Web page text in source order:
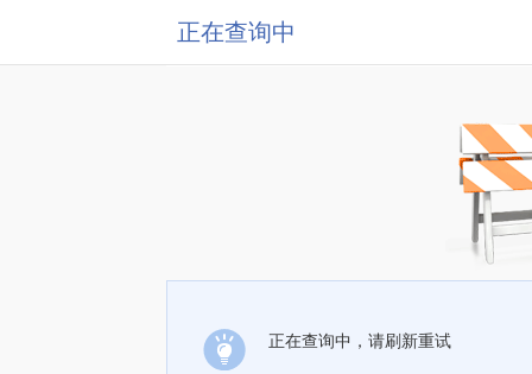
正在查询中
正在查询中，请刷新重试